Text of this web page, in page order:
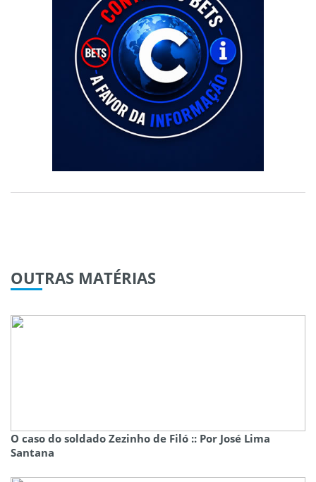
OUTRAS MATÉRIAS
O caso do soldado Zezinho de Filó :: Por José Lima
Santana